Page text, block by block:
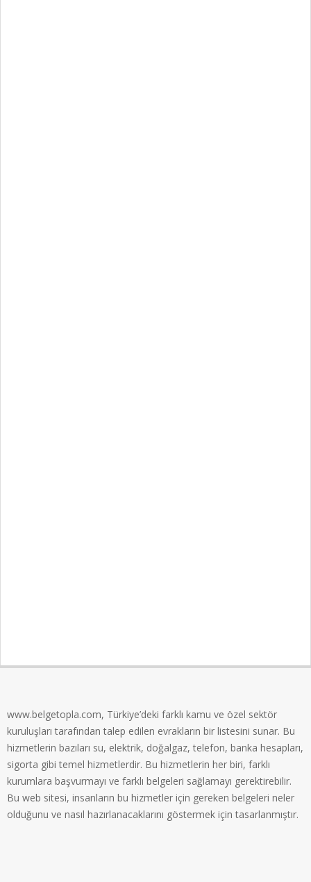
www.belgetopla.com, Türkiye’deki farklı kamu ve özel sektör
kuruluşları tarafından talep edilen evrakların bir listesini sunar. Bu
hizmetlerin bazıları su, elektrik, doğalgaz, telefon, banka hesapları,
sigorta gibi temel hizmetlerdir. Bu hizmetlerin her biri, farklı
kurumlara başvurmayı ve farklı belgeleri sağlamayı gerektirebilir.
Bu web sitesi, insanların bu hizmetler için gereken belgeleri neler
olduğunu ve nasıl hazırlanacaklarını göstermek için tasarlanmıştır.